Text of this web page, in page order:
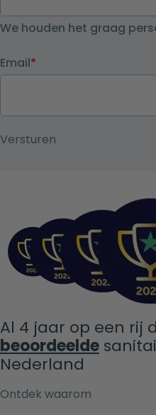
We houden het graag
Email*
Al 4 jaar op een rij
beoordeelde
Nederland
Ontdek waarom